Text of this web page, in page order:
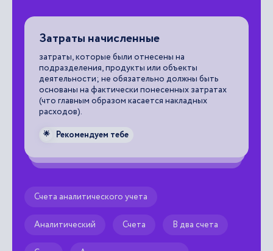
Затраты начисленные
затраты, которые были отнесены на
подразделения, продукты или объекты
деятельности; не обязательно должны быть
основаны на фактически понесенных затратах
(что главным образом касается накладных
расходов).
🌟 Рекомендуем тебе
Счета аналитического учета
Аналитический Счета В два счета